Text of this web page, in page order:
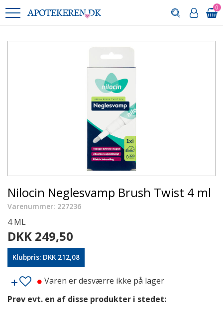
0
Nilocin Neglesvamp Brush Twist 4 ml
Varenummer: 227236
4 ML
DKK 249,50
Klubpris: DKK 212,08
Varen er desværre ikke på lager
Prøv evt. en af disse produkter i stedet: